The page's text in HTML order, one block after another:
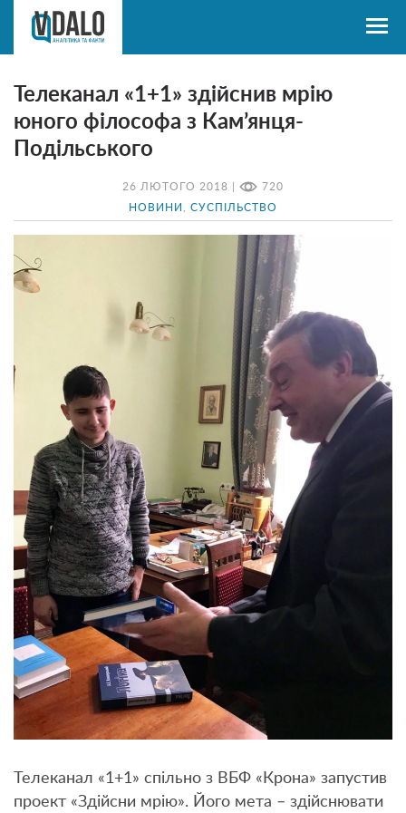
26 ЛЮТОГО 2018 | 720
НОВИНИ СУСПІЛЬСТВО
Телеканал «1+1» здійснив мрію
юного філософа з Кам’янця-
Подільського
Телеканал «1+1» спільно з ВБФ «Крона» запустив
проект «Здійсни мрію». Його мета – здійснювати